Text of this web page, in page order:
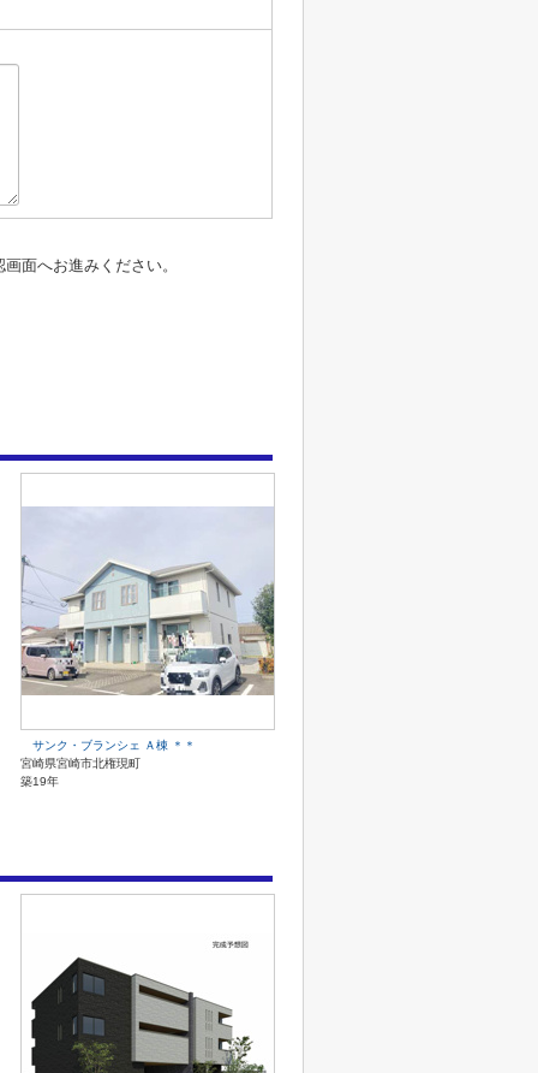
面へお進みください。
サンク・ブランシェ Ａ棟 ＊＊
宮崎県宮崎市北権現町
築19年